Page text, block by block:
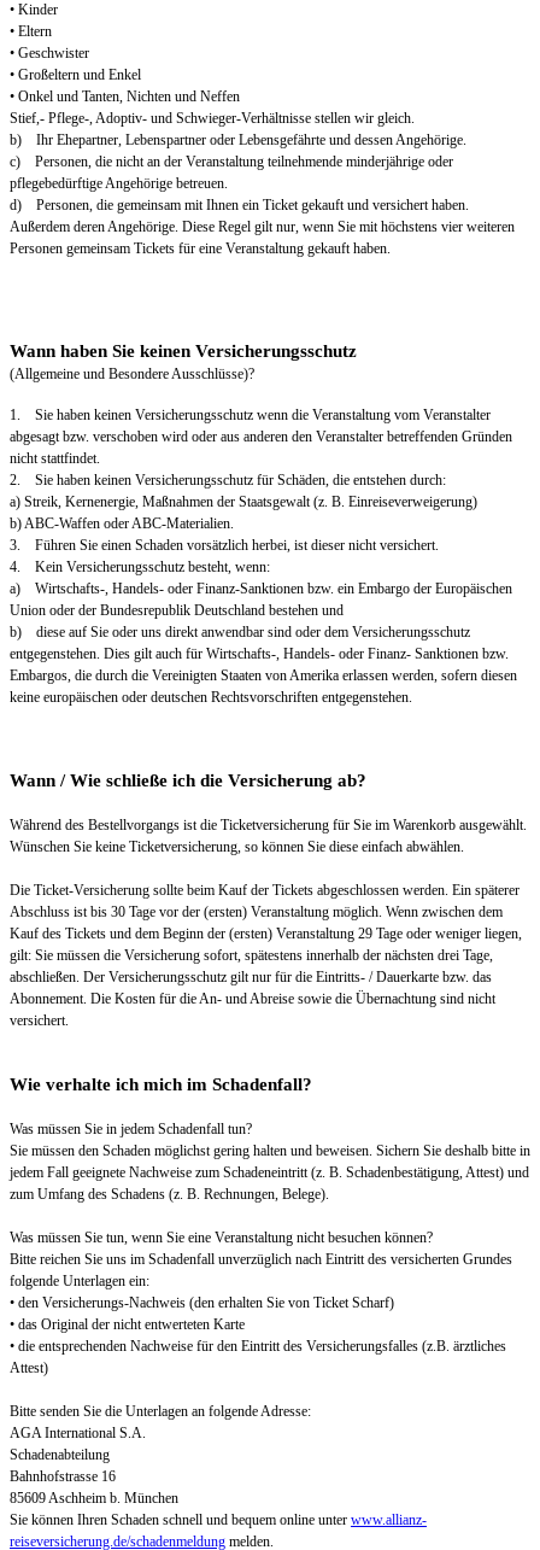
• Kinder
• Eltern
• Geschwister
• Großeltern und Enkel
• Onkel und Tanten, Nichten und Neffen
Stief,- Pflege-, Adoptiv- und Schwieger-Verhältnisse stellen wir gleich.
b) Ihr Ehepartner, Lebenspartner oder Lebensgefährte und dessen Angehörige.
c) Personen, die nicht an der Veranstaltung teilnehmende minderjährige oder
pflegebedürftige Angehörige betreuen.
d) Personen, die gemeinsam mit Ihnen ein Ticket gekauft und versichert haben.
Außerdem deren Angehörige. Diese Regel gilt nur, wenn Sie mit höchstens vier weiteren
Personen gemeinsam Tickets für eine Veranstaltung gekauft haben.
Wann haben Sie keinen Versicherungsschutz
(Allgemeine und Besondere Ausschlüsse)?
1. Sie haben keinen Versicherungsschutz wenn die Veranstaltung vom Veranstalter
abgesagt bzw. verschoben wird oder aus anderen den Veranstalter betreffenden Gründen
nicht stattfindet.
2. Sie haben keinen Versicherungsschutz für Schäden, die entstehen durch:
a) Streik, Kernenergie, Maßnahmen der Staatsgewalt (z. B. Einreiseverweigerung)
b) ABC-Waffen oder ABC-Materialien.
3. Führen Sie einen Schaden vorsätzlich herbei, ist dieser nicht versichert.
4. Kein Versicherungsschutz besteht, wenn:
a) Wirtschafts-, Handels- oder Finanz-Sanktionen bzw. ein Embargo der Europäischen
Union oder der Bundesrepublik Deutschland bestehen und
b) diese auf Sie oder uns direkt anwendbar sind oder dem Versicherungsschutz
entgegenstehen. Dies gilt auch für Wirtschafts-, Handels- oder Finanz- Sanktionen bzw.
Embargos, die durch die Vereinigten Staaten von Amerika erlassen werden, sofern diesen
keine europäischen oder deutschen Rechtsvorschriften entgegenstehen.
Wann / Wie schließe ich die Versicherung ab?
Während des Bestellvorgangs ist die Ticketversicherung für Sie im Warenkorb ausgewählt.
Wünschen Sie keine Ticketversicherung, so können Sie diese einfach abwählen.
Die Ticket-Versicherung sollte beim Kauf der Tickets abgeschlossen werden. Ein späterer
Abschluss ist bis 30 Tage vor der (ersten) Veranstaltung möglich. Wenn zwischen dem
Kauf des Tickets und dem Beginn der (ersten) Veranstaltung 29 Tage oder weniger liegen,
gilt: Sie müssen die Versicherung sofort, spätestens innerhalb der nächsten drei Tage,
abschließen. Der Versicherungsschutz gilt nur für die Eintritts- / Dauerkarte bzw. das
Abonnement. Die Kosten für die An- und Abreise sowie die Übernachtung sind nicht
versichert.
Wie verhalte ich mich im Schadenfall?
Was müssen Sie in jedem Schadenfall tun?
Sie müssen den Schaden möglichst gering halten und beweisen. Sichern Sie deshalb bitte in
jedem Fall geeignete Nachweise zum Schadeneintritt (z. B. Schadenbestätigung, Attest) und
zum Umfang des Schadens (z. B. Rechnungen, Belege).
Was müssen Sie tun, wenn Sie eine Veranstaltung nicht besuchen können?
Bitte reichen Sie uns im Schadenfall unverzüglich nach Eintritt des versicherten Grundes
folgende Unterlagen ein:
• den Versicherungs-Nachweis (den erhalten Sie von Ticket Scharf)
• das Original der nicht entwerteten Karte
• die entsprechenden Nachweise für den Eintritt des Versicherungsfalles (z.B. ärztliches
Attest)
Bitte senden Sie die Unterlagen an folgende Adresse:
AGA International S.A.
Schadenabteilung
Bahnhofstrasse 16
85609 Aschheim b. München
Sie können Ihren Schaden schnell und bequem online unter www.allianz-
reiseversicherung.de/schadenmeldung melden.